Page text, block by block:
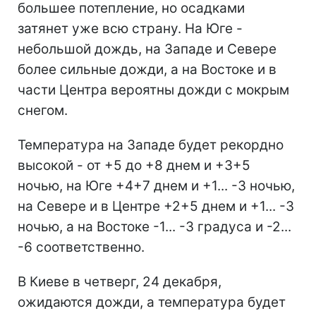
большее потепление, но осадками
затянет уже всю страну. На Юге -
небольшой дождь, на Западе и Севере
более сильные дожди, а на Востоке и в
части Центра вероятны дожди с мокрым
снегом.
Температура на Западе будет рекордно
высокой - от +5 до +8 днем и +3+5
ночью, на Юге +4+7 днем и +1... -3 ночью,
на Севере и в Центре +2+5 днем и +1... -3
ночью, а на Востоке -1... -3 градуса и -2...
-6 соответственно.
В Киеве в четверг, 24 декабря,
ожидаются дожди, а температура будет